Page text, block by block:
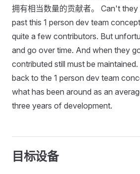
拥有相当数量的贡献者。 Can't
past this 1 person dev team
quite a few contributors. But
and go over time. And when they
contributed still must be
back to the 1 person dev team
what has been around as an
three years of development.
目标设备